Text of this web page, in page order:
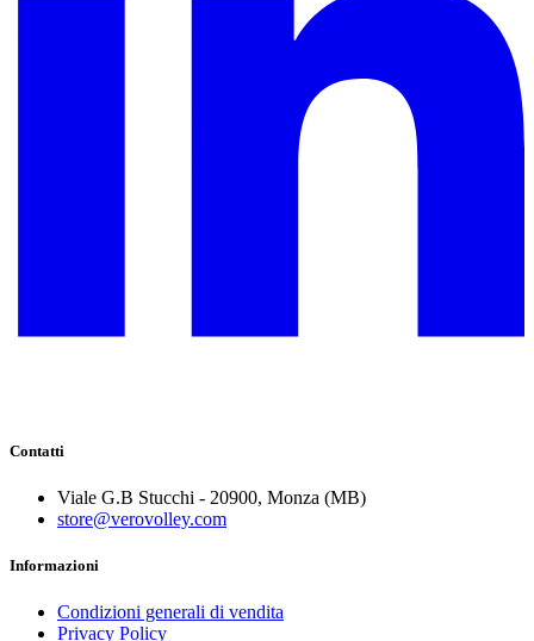
Contatti
Viale G.B Stucchi - 20900, Monza (MB)
store@verovolley.com
Informazioni
Condizioni generali di vendita
Privacy Policy